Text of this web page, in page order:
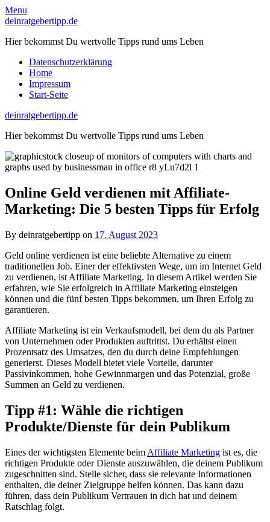
Skip
to
Menu
deinratgebertipp.de
Hier bekommst Du wertvolle Tipps rund ums Leben
Datenschutzerklärung
Home
Impressum
Start-Seite
deinratgebertipp.de
Hier bekommst Du wertvolle Tipps rund ums Leben
Online Geld verdienen mit Affiliate-
Marketing: Die 5 besten Tipps für Erfolg
By deinratgebertipp on 17. August 2023
Geld online verdienen ist eine beliebte Alternative zu einem
traditionellen Job. Einer der effektivsten Wege, um im Internet Geld
zu verdienen, ist Affiliate Marketing. In diesem Artikel werden Sie
erfahren, wie Sie erfolgreich in Affiliate Marketing einsteigen
können und die fünf besten Tipps bekommen, um Ihren Erfolg zu
garantieren.
Affiliate Marketing ist ein Verkaufsmodell, bei dem du als Partner
von Unternehmen oder Produkten auftrittst. Du erhältst einen
Prozentsatz des Umsatzes, den du durch deine Empfehlungen
generierst. Dieses Modell bietet viele Vorteile, darunter
Passivinkommen, hohe Gewinnmargen und das Potenzial, große
Summen an Geld zu verdienen.
Tipp #1: Wähle die richtigen
Produkte/Dienste für dein Publikum
Eines der wichtigsten Elemente beim Affiliate Marketing ist es, die
richtigen Produkte oder Dienste auszuwählen, die deinem Publikum
zugeschnitten sind. Stelle sicher, dass sie relevante Informationen
enthalten, die deiner Zielgruppe helfen können. Das kann dazu
führen, dass dein Publikum Vertrauen in dich hat und deinem
Ratschlag folgt.